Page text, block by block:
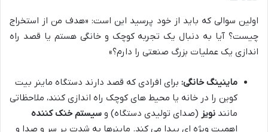
اولین سوالی که باید از خود پرسید این است: «هدف من از استخراج
چیست؟ آیا به دنبال یک تجربه کوچک و خانگی هستم یا قصد راه
اندازی یک عملیات بزرگ صنعتی را دارم؟»
ماینینگ خانگی: برای افرادی که قصد دارند دستگاه ماینر بیت
کوین را در خانه یا محیط های کوچک راه اندازی کنند، ملاحظاتی
مانند نویز (صدای تولیدی دستگاه) و سیستم خنک کننده
اهمیت ویژه ای پیدا می کند. ماینرها به شدت پر سر و صدا و